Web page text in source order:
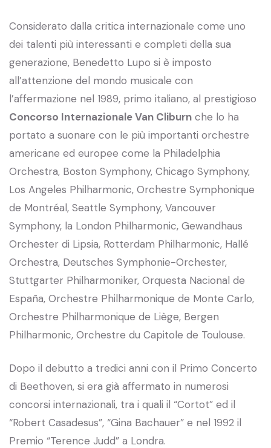
Considerato dalla critica internazionale come uno
dei talenti più interessanti e completi della sua
generazione, Benedetto Lupo si è imposto
all’attenzione del mondo musicale con
l’affermazione nel 1989, primo italiano, al prestigioso
Concorso Internazionale Van Cliburn che lo ha
portato a suonare con le più importanti orchestre
americane ed europee come la Philadelphia
Orchestra, Boston Symphony, Chicago Symphony,
Los Angeles Philharmonic, Orchestre Symphonique
de Montréal, Seattle Symphony, Vancouver
Symphony, la London Philharmonic, Gewandhaus
Orchester di Lipsia, Rotterdam Philharmonic, Hallé
Orchestra, Deutsches Symphonie-Orchester,
Stuttgarter Philharmoniker, Orquesta Nacional de
España, Orchestre Philharmonique de Monte Carlo,
Orchestre Philharmonique de Liège, Bergen
Philharmonic, Orchestre du Capitole de Toulouse.
Dopo il debutto a tredici anni con il Primo Concerto
di Beethoven, si era già affermato in numerosi
concorsi internazionali, tra i quali il “Cortot” ed il
“Robert Casadesus”, “Gina Bachauer” e nel 1992 il
Premio “Terence Judd” a Londra.